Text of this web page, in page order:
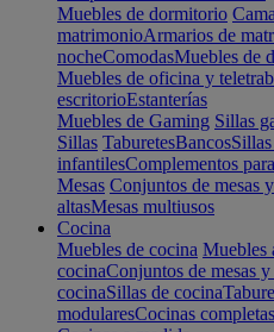
Muebles de dormitorio
matrimonioArmarios de
nocheComodasMuebles de
Muebles de oficina y
escritorioEstanterías
Muebles de Gaming Sillas
Sillas TaburetesBancos
infantilesComplementos
Mesas Conjuntos de mesas
altasMesas multiusos
Cocina
Muebles de cocina Muebles
cocinaConjuntos de mesas
cocinaSillas de cocina
modularesCocinas completas